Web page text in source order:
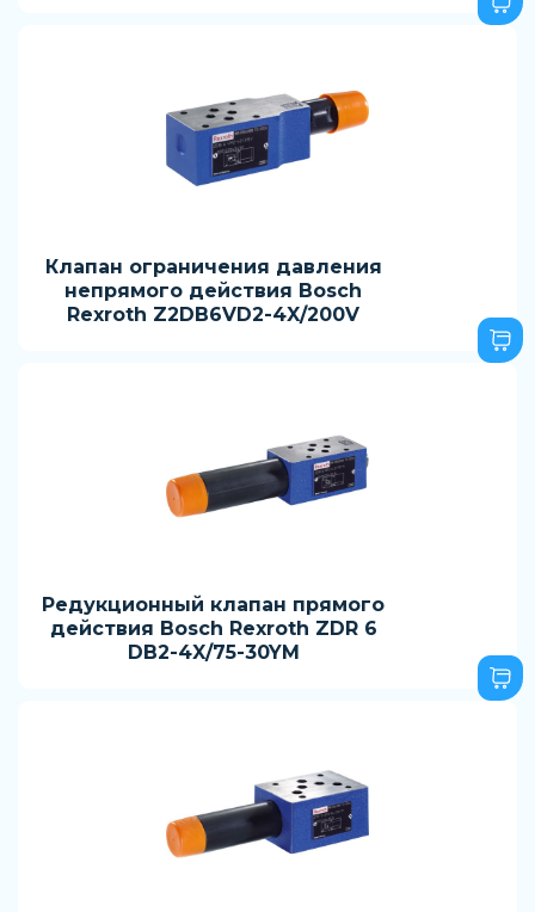
Клапан ограничения давления
непрямого действия Bosch
Rexroth Z2DB6VD2-4X/200V
Редукционный клапан прямого
действия Bosch Rexroth ZDR 6
DB2-4X/75-30YM